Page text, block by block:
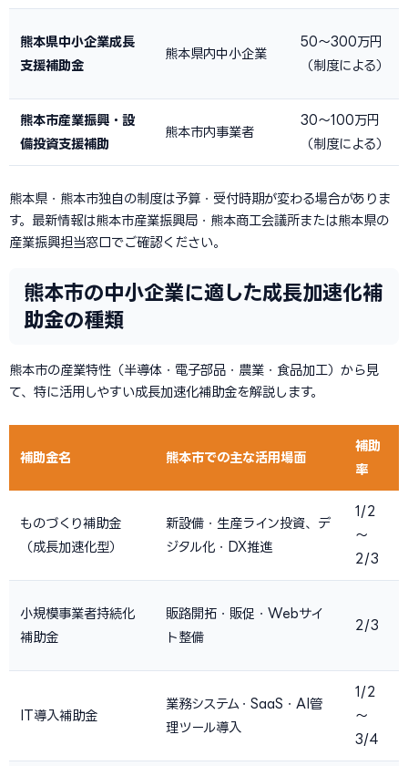
熊本県中小企業成長
支援補助金
熊本県内中小企業
50〜300万円
（制度による）
熊本市産業振興・設
備投資支援補助
熊本市内事業者
30〜100万円
（制度による）
熊本県・熊本市独自の制度は予算・受付時期が変わる場合がありま
す。最新情報は熊本市産業振興局・熊本商工会議所または熊本県の
産業振興担当窓口でご確認ください。
熊本市の中小企業に適した成長加速化補
助金の種類
熊本市の産業特性（半導体・電子部品・農業・食品加工）から見
て、特に活用しやすい成長加速化補助金を解説します。
補助金名 熊本市での主な活用場面
補助
率
ものづくり補助金
（成長加速化型）
新設備・生産ライン投資、デ
ジタル化・DX推進
1/2
〜
2/3
小規模事業者持続化
補助金
販路開拓・販促・Webサイ
ト整備
2/3
IT導入補助金
業務システム・SaaS・AI管
理ツール導入
1/2
〜
3/4